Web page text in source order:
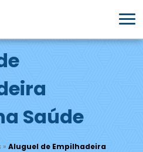
Saúde
» Aluguel de Empilhadeira